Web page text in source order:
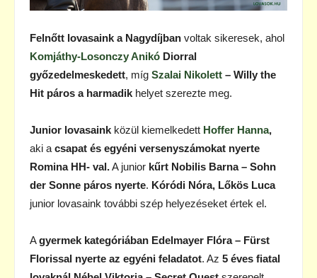
Felnőtt lovasaink a Nagydíjban voltak sikeresek, ahol
Komjáthy-Losonczy Anikó Diorral
győzedelmeskedett, míg Szalai Nikolett – Willy the
Hit páros a harmadik helyet szerezte meg.
Junior lovasaink közül kiemelkedett Hoffer Hanna,
aki a csapat és egyéni versenyszámokat nyerte
Romina HH- val.A junior kűrt Nobilis Barna – Sohn
der Sonne páros nyerte. Kóródi Nóra, Lőkös Luca
junior lovasaink további szép helyezéseket értek el.
Agyermek kategóriában Edelmayer Flóra – Fürst
Florissal nyerte az egyéni feladatot. Az 5 éves fiatal